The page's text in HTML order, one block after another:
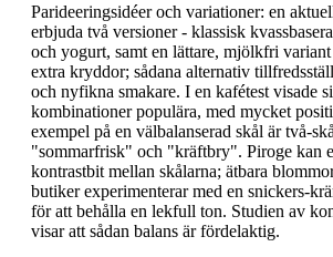
Parideeringsidéer och variationer: en
erbjuda två versioner - klassisk
och yogurt, samt en lättare, mjölkfri
extra kryddor; sådana alternativ
och nyfikna smakare. I en kafétest visade
kombinationer populära, med mycket
exempel på en välbalanserad skål är två-
"sommarfrisk" och "kräftbry". Piroge kan
kontrastbit mellan skålarna; ätbara
butiker experimenterar med en snickers-
för att behålla en lekfull ton. Studien av
visar att sådan balans är fördelaktig.